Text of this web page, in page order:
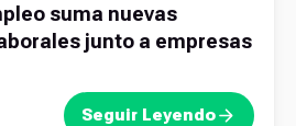
suma nuevas
junto a empresas
Seguir Leyendo